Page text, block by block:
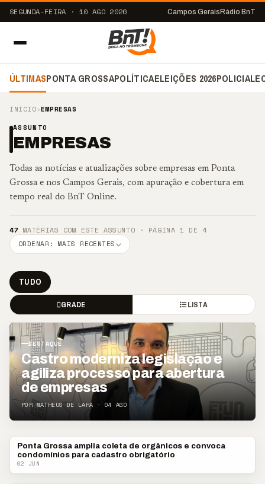
SEGUNDA-FEIRA · 10 AGO 2026 Campos Gerais Rádio BnT
ÚLTIMASPONTA GROSSAPOLÍTICAELEIÇÕES 2026POLICIAL
INÍCIO›EMPRESAS
ASSUNTO
EMPRESAS
Todas as notícias e atualizações sobre empresas em Ponta
Grossa e nos Campos Gerais, com apuração e cobertura em
tempo real do BnT Online.
47 MATÉRIAS COM ESTE ASSUNTO · PÁGINA 1 DE 4
ORDENAR: MAIS RECENTES
TUDO
GRADE LISTA
DESTAQUE
Castro moderniza legislação e
agiliza processo para abertura
de empresas
POR MATHEUS DE LARA · 04 AGO
PONTA GROSSA
Ponta Grossa amplia coleta de orgânicos e convoca
condomínios para cadastro obrigatório
02 JUN